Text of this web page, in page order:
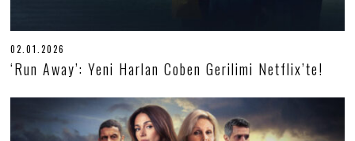
02.01.2026
.
1
0
‘Run Away’: Yeni Harlan Coben Gerilimi Netflix’te!